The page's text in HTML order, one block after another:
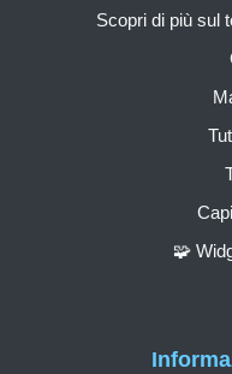
Scopri di più sul
🧩